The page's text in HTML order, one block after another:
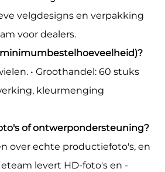
velgdesigns en verpakking
voor dealers.
• Groothandel: 60 stuks
kleurmenging
of ontwerpondersteuning?
over echte productiefoto's, en
levert HD-foto's en -